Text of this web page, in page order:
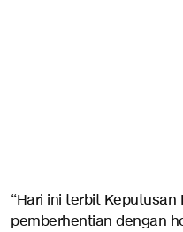
“Hari ini terbit
pemberhentian dengan